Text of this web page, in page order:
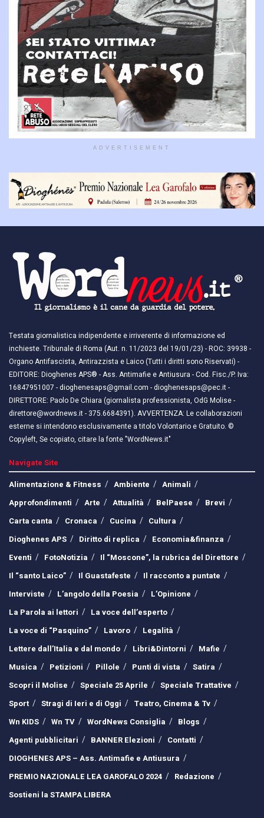
ADVERTISEMENT
Testata giornalistica indipendente e irriverente di informazione ed
inchieste. Tribunale di Roma (Aut. n. 11/2023 del 19/01/23) - ROC: 39938 -
Organo Antifascista, Antirazzista e Laico (Tutti i diritti sono Riservati) -
EDITORE: Dioghenes APS® - Ass. Antimafie e Antiusura - Cod. Fisc./P. Iva:
16847951007 - dioghenesaps@gmail.com - dioghenesaps@pec.it - ​​
DIRETTORE: Paolo De Chiara (giornalista professionista, OdG Molise -
direttore@wordnews.it - ​​375.6684391). AVVERTENZA: Le collaborazioni
esterne si intendono esclusivamente a titolo Volontario e Gratuito. ©
Copyleft, Se copiato, citare la fonte "WordNews.it"
Navigate Site
Alimentazione & Fitness
Ambiente
Animali
Approfondimenti
Arte Attualità BelPaese
Brevi
Carta canta
Cronaca Cucina
Cultura
Dioghenes APS
Diritto di replica
Economia&finanza
Eventi
FotoNotizia
Il “Moscone”, la rubrica del Direttore
Il “santo Laico”
Il Guastafeste
Il racconto a puntate
Interviste
L’angolo della Poesia
L’Opinione
La Parola ai lettori
La voce dell’esperto
La voce di “Pasquino”
Lavoro
Legalità
Lettere dall’Italia e dal mondo
Libri&Dintorni
Mafie
Musica
Petizioni Pillole Punti di vista
Satira
Scopri il Molise
Speciale 25 Aprile
Speciale Trattative
Sport
Stragi di Ieri e di Oggi
Teatro, Cinema & Tv
Wn KIDS
Wn TV WordNews Consiglia
Blogs
Agenti pubblicitari
BANNER Elezioni
Contatti
DIOGHENES APS – Ass. Antimafie e Antiusura
PREMIO NAZIONALE LEA GAROFALO 2024
Redazione
Sostieni la STAMPA LIBERA